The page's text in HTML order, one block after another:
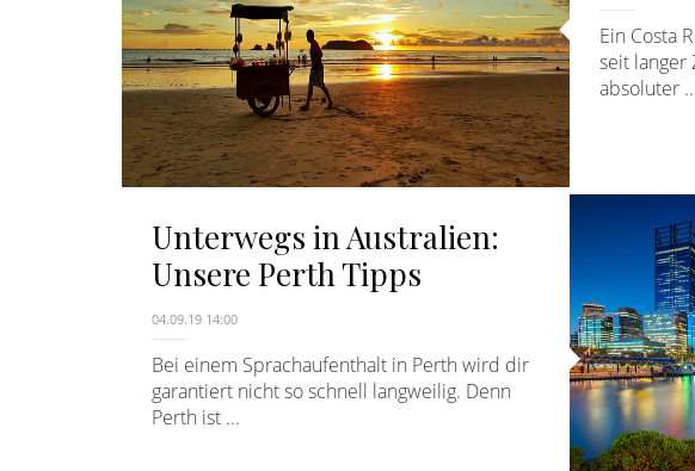
Ein Costa
seit langer
absoluter
Unterwegs in Australien:
Unsere Perth Tipps
04.09.19 14:00
Bei einem Sprachaufenthalt in Perth wird dir
garantiert nicht so schnell langweilig. Denn
Perth ist ...